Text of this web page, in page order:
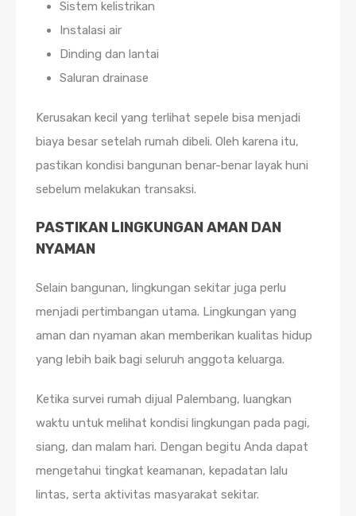
Sistem kelistrikan
Instalasi air
Dinding dan lantai
Saluran drainase
Kerusakan kecil yang terlihat sepele bisa menjadi
biaya besar setelah rumah dibeli. Oleh karena itu,
pastikan kondisi bangunan benar-benar layak huni
sebelum melakukan transaksi.
PASTIKAN LINGKUNGAN AMAN DAN
NYAMAN
Selain bangunan, lingkungan sekitar juga perlu
menjadi pertimbangan utama. Lingkungan yang
aman dan nyaman akan memberikan kualitas hidup
yang lebih baik bagi seluruh anggota keluarga.
Ketika survei rumah dijual Palembang, luangkan
waktu untuk melihat kondisi lingkungan pada pagi,
siang, dan malam hari. Dengan begitu Anda dapat
mengetahui tingkat keamanan, kepadatan lalu
lintas, serta aktivitas masyarakat sekitar.